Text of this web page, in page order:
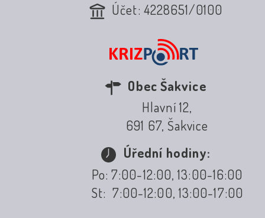
Účet: 4228651/0100
Obec Šakvice
Hlavní 12,
691 67, Šakvice
Úřední hodiny:
Po: 7:00-12:00, 13:00-16:00
St: 7:00-12:00, 13:00-17:00